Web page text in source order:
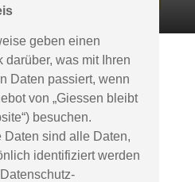
geben einen
was mit Ihren
Daten passiert, wenn
von „Giessen bleibt
besuchen.
Daten sind alle Daten,
identifiziert werden